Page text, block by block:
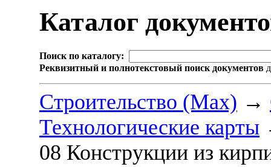
Каталог
Поиск по каталогу:
Реквизитный и полнотекстовый поиск документов
Строительство (Max) →
Технологические карты
08 Конструкции из